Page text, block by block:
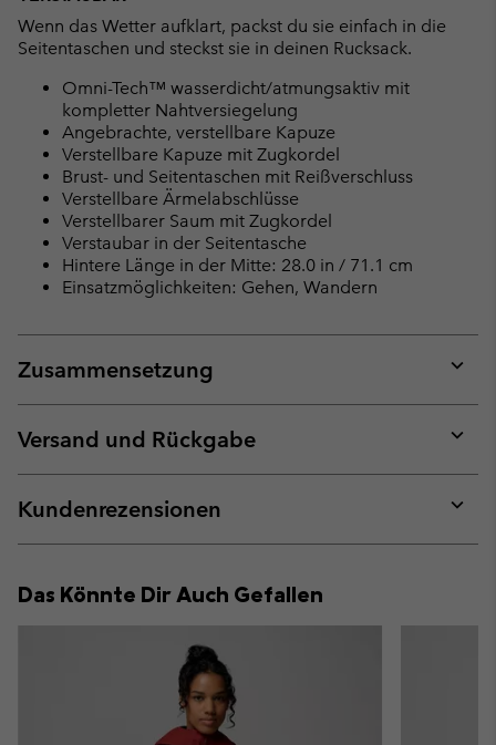
Wenn das Wetter aufklart, packst du sie einfach in die
Seitentaschen und steckst sie in deinen Rucksack.
Omni-Tech™ wasserdicht/atmungsaktiv mit
kompletter Nahtversiegelung
Angebrachte, verstellbare Kapuze
Verstellbare Kapuze mit Zugkordel
Brust- und Seitentaschen mit Reißverschluss
Verstellbare Ärmelabschlüsse
Verstellbarer Saum mit Zugkordel
Verstaubar in der Seitentasche
Hintere Länge in der Mitte: 28.0 in / 71.1 cm
Einsatzmöglichkeiten: Gehen, Wandern
Zusammensetzung
or
Versand und Rückgabe
or
Kundenrezensionen
or
Das Könnte Dir Auch Gefallen